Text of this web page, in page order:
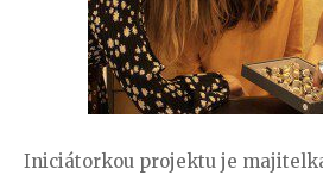
Iniciátorkou projektu je